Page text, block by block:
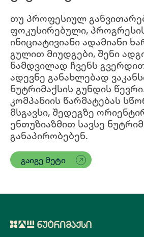
თუ პროფესიულ
ფოკუსირებული,
ინიციატივიანი ადამიანი
გულით მიუდგები, შენი
ნამდვილად ჩვენს
ადევნე განახლებად
ნუტრიმაქსის გუნდის
კომპანიის წარმატებას
მსგავსი, შედეგზე
ენთუზიაზმით სავსე
განაპირობებენ.
გაიგე მეტი